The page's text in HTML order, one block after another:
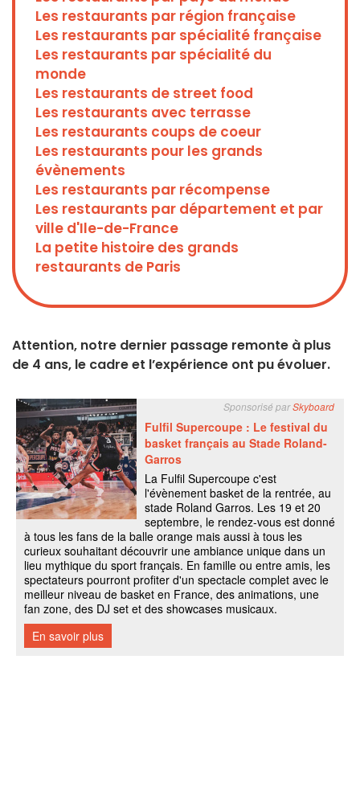
Les restaurants par région française
Les restaurants par spécialité française
Les restaurants par spécialité du
monde
Les restaurants de street food
Les restaurants avec terrasse
Les restaurants coups de coeur
Les restaurants pour les grands
évènements
Les restaurants par récompense
Les restaurants par département et par
ville d'Ile-de-France
La petite histoire des grands
restaurants de Paris
Attention, notre dernier passage remonte à plus
de 4 ans, le cadre et l’expérience ont pu évoluer.